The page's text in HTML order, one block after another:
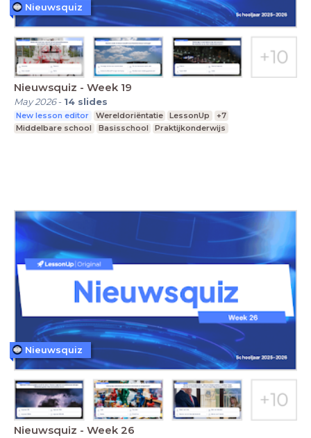
Nieuwsquiz - Week 19
May 2026- 14 slides
New lesson editor Wereldoriëntatie LessonUp
+7
Middelbare school
Basisschool Praktijkonderwijs
Nieuwsquiz
Nieuwsquiz - Week 26
Nieuwsquiz